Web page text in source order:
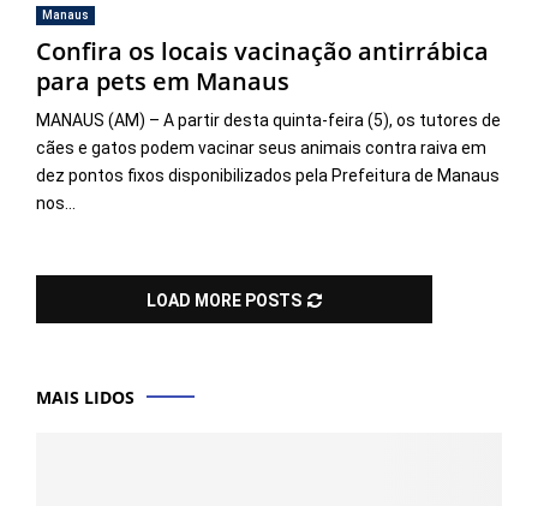
Manaus
Confira os locais vacinação antirrábica
para pets em Manaus
MANAUS (AM) – A partir desta quinta-feira (5), os tutores de
cães e gatos podem vacinar seus animais contra raiva em
dez pontos fixos disponibilizados pela Prefeitura de Manaus
nos...
LOAD MORE POSTS
MAIS LIDOS